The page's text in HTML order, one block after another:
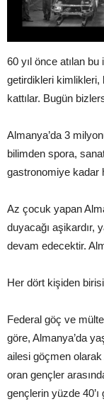
60 yıl önce atılan
getirdikleri kimlikleri,
kattılar. Bugün
Almanya’da 3
bilimden spora,
gastronomiye kadar
Az çocuk yapan
duyacağı aşikardır,
devam edecektir.
Her dört kişiden
Federal göç ve
göre, Almanya’da
ailesi göçmen
oran gençler
gençlerin yüzde